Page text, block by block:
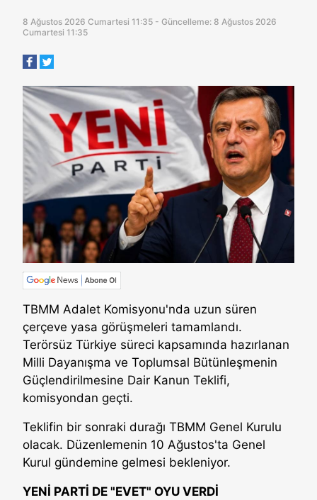
8 Ağustos 2026 Cumartesi 11:35 - Güncelleme: 8 Ağustos 2026
Cumartesi 11:35
TBMM Adalet Komisyonu'nda uzun süren
çerçeve yasa görüşmeleri tamamlandı.
Terörsüz Türkiye süreci kapsamında hazırlanan
Milli Dayanışma ve Toplumsal Bütünleşmenin
Güçlendirilmesine Dair Kanun Teklifi,
komisyondan geçti.
Teklifin bir sonraki durağı TBMM Genel Kurulu
olacak. Düzenlemenin 10 Ağustos'ta Genel
Kurul gündemine gelmesi bekleniyor.
YENİ PARTİ DE "EVET" OYU VERDİ